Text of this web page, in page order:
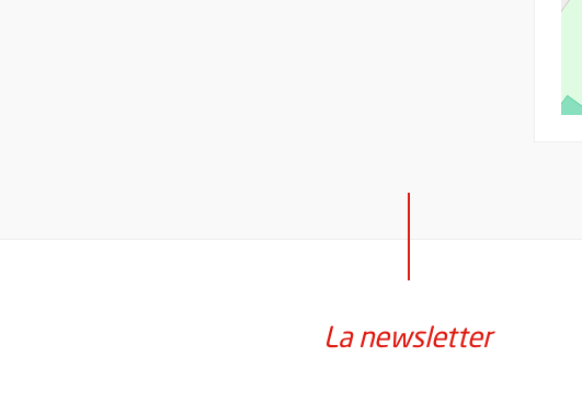
La newsletter